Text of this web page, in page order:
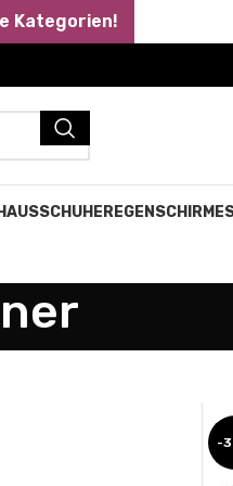
HAUSSCHUHE REGENSCHIRME
-
Kategorien!